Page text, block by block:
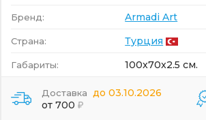
Бренд: Armadi Art
Страна: Турция
Габариты: 100x70x2.5 см.
Доставка до 03.10.2026
от 700